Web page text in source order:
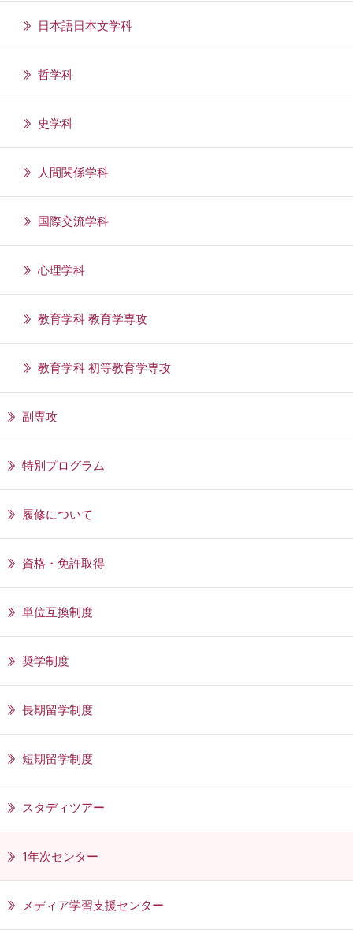
日本語日本文学科
哲学科
史学科
人間関係学科
国際交流学科
心理学科
教育学科 教育学専攻
教育学科 初等教育学専攻
副専攻
特別プログラム
履修について
資格・免許取得
単位互換制度
奨学制度
長期留学制度
短期留学制度
スタディツアー
1年次センター
メディア学習支援センター